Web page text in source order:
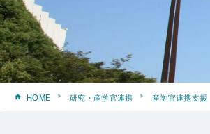
HOME 研究・産学官連携 産学官連携支援